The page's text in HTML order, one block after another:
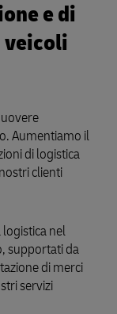
e di
veicoli
Aumentiamo il
di logistica
clienti
nel
supportati da
di merci
servizi